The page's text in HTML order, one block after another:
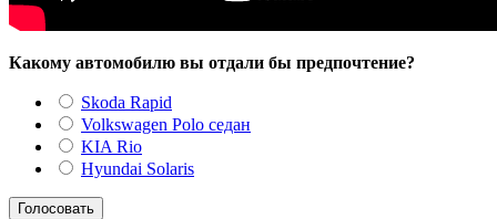
Какому автомобилю вы отдали бы предпочтение?
Skoda Rapid
Volkswagen Polo седан
KIA Rio
Hyundai Solaris